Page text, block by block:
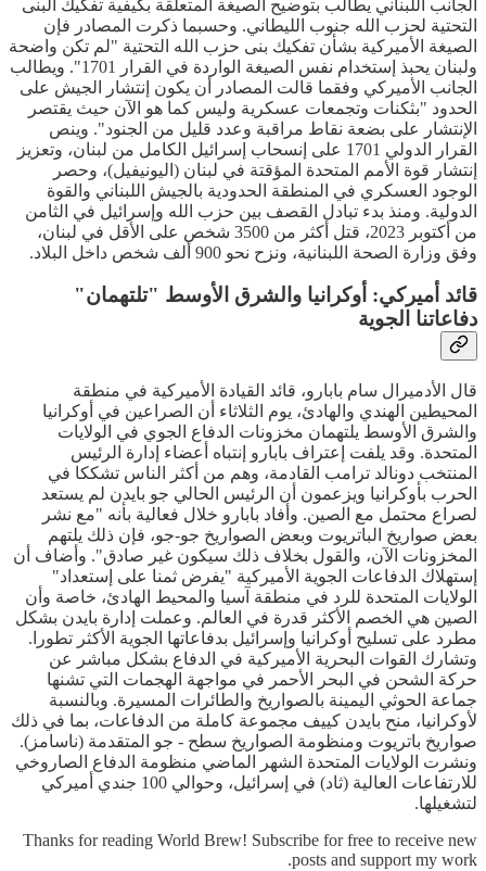
الجانب اللبناني يطالب بتوضيح الصيغة المتعلقة بكيفية تفكيك البنى
التحتية لحزب الله جنوب الليطاني. وحسبما ذكرت المصادر فإن
الصيغة الأميركية بشأن تفكيك بنى حزب الله التحتية "لم تكن واضحة
ولبنان يحبذ إستخدام نفس الصيغة الواردة في القرار 1701". ويطالب
الجانب الأميركي وفقما قالت المصادر ⁠أن يكون إنتشار الجيش على
الحدود "بثكنات وتجمعات عسكرية وليس كما هو الآن حيث يقتصر
الإنتشار على بضعة نقاط مراقبة وعدد قليل من الجنود". وينص
القرار الدولي 1701 على إنسحاب إسرائيل الكامل من لبنان، وتعزيز
إنتشار قوة الأمم المتحدة المؤقتة في لبنان (اليونيفيل)، وحصر
الوجود العسكري في المنطقة الحدودية بالجيش اللبناني والقوة
الدولية. ومنذ بدء تبادل القصف بين حزب الله وإسرائيل في الثامن
من أكتوبر 2023، قتل أكثر من 3500 شخص على الأقل في لبنان،
وفق وزارة الصحة اللبنانية، ونزح نحو 900 ألف شخص داخل البلاد.
قائد أميركي: أوكرانيا والشرق الأوسط "تلتهمان"
دفاعاتنا الجوية
قال الأدميرال سام بابارو، قائد القيادة الأميركية في منطقة
المحيطين الهندي والهادئ، يوم الثلاثاء أن الصراعين في أوكرانيا
والشرق الأوسط يلتهمان مخزونات الدفاع الجوي في الولايات
المتحدة. وقد يلفت إعتراف بابارو إنتباه أعضاء إدارة الرئيس
المنتخب دونالد ترامب القادمة، وهم من أكثر الناس تشككا في
الحرب بأوكرانيا ويزعمون أن الرئيس الحالي جو بايدن لم يستعد
لصراع محتمل مع الصين. وأفاد بابارو خلال فعالية بأنه "مع نشر
بعض صواريخ الباتريوت وبعض الصواريخ جو-جو، فإن ذلك يلتهم
المخزونات الآن، والقول بخلاف ذلك سيكون غير صادق". وأضاف أن
إستهلاك الدفاعات الجوية الأميركية "يفرض ثمنا على إستعداد"
الولايات المتحدة للرد في منطقة آسيا والمحيط الهادئ، خاصة وأن
الصين هي الخصم الأكثر قدرة في العالم. وعملت إدارة بايدن بشكل
مطرد على تسليح أوكرانيا وإسرائيل بدفاعاتها الجوية الأكثر تطورا.
وتشارك القوات البحرية الأميركية في الدفاع بشكل مباشر عن
حركة الشحن في البحر الأحمر في مواجهة الهجمات التي تشنها
جماعة الحوثي اليمينة بالصواريخ والطائرات المسيرة. وبالنسبة
لأوكرانيا، منح بايدن كييف مجموعة كاملة من الدفاعات، بما في ذلك
صواريخ باتريوت ومنظومة الصواريخ سطح - جو المتقدمة (ناسامز).
ونشرت الولايات المتحدة الشهر الماضي منظومة الدفاع الصاروخي
للارتفاعات العالية (ثاد) في إسرائيل، وحوالي 100 جندي أميركي
لتشغيلها.
Thanks for reading World Brew! Subscribe for free to receive new
posts and support my work.